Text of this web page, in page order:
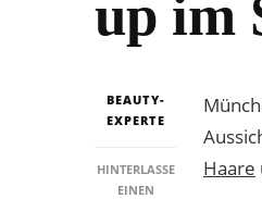
up im
BEAUTY-
EXPERTE
HINTERLASSE
EINEN
Haare